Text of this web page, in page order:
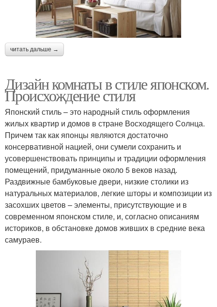
читать дальше →
Дизайн комнаты в стиле японском.
Происхождение стиля
Японский стиль – это народный стиль оформления
жилых квартир и домов в стране Восходящего Солнца.
Причем так как японцы являются достаточно
консервативной нацией, они сумели сохранить и
усовершенствовать принципы и традиции оформления
помещений, придуманные около 5 веков назад.
Раздвижные бамбуковые двери, низкие столики из
натуральных материалов, легкие шторы и композиции из
засохших цветов – элементы, присутствующие и в
современном японском стиле, и, согласно описаниям
историков, в обстановке домов живших в средние века
самураев.